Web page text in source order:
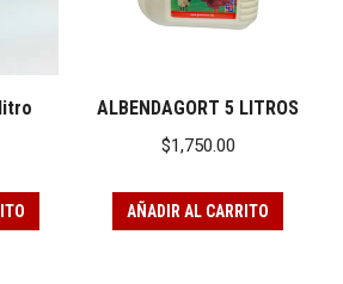
ALBENDAGORT 5 LITROS
$1,750.00
AÑADIR AL CARRITO